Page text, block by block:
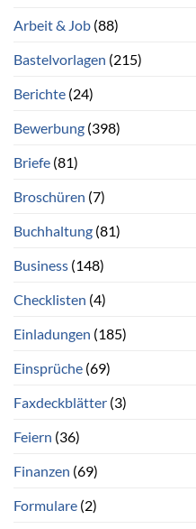
Arbeit & Job (88)
Bastelvorlagen (215)
Berichte (24)
Bewerbung (398)
Briefe (81)
Broschüren (7)
Buchhaltung (81)
Business (148)
Checklisten (4)
Einladungen (185)
Einsprüche (69)
Faxdeckblätter (3)
Feiern (36)
Finanzen (69)
Formulare (2)